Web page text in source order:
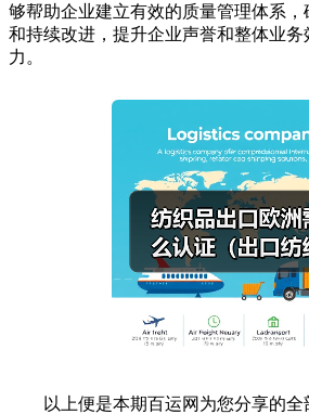
够帮助企业建立有效的质量管理体系
和持续改进，提升企业声誉和整体业
力。
以上便是本期百运网为您分享的全